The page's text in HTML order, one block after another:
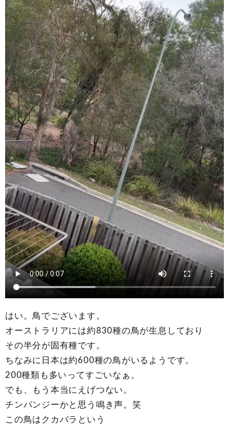
はい。鳥でございます。
オーストラリアには約830種の鳥が生息しており
その半分が固有種です。
ちなみに日本は約600種の鳥がいるようです。
200種類も多いってすごいなぁ。
でも、もう本当にえげつない。
チンパンジーかと思う鳴き声。笑
この鳥はクカバラという